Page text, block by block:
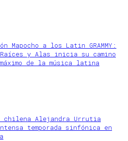
Mapocho a los Latin GRAMMY:
y Alas inicia su camino
de la música latina
chilena Alejandra Urrutia
temporada sinfónica en